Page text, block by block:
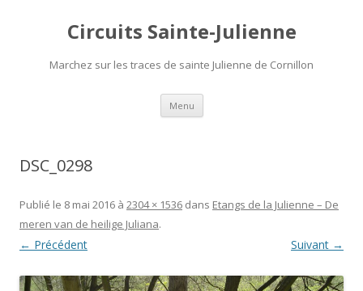
Circuits Sainte-Julienne
Marchez sur les traces de sainte Julienne de Cornillon
Menu Aller
contenu
DSC_0298
Publié le 8 mai 2016 à 2304 × 1536 dans Etangs de la Julienne – De
meren van de heilige Juliana.
← Précédent Suivant →